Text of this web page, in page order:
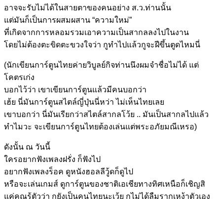
อาจจะรับไม่ได้ในสายตาของคนอย่าง ส.ว.ท่านนั้น
แต่มันก็เป็นการผสมผสาน “ความใหม่”
ที่เกิดจากการหลอมรวมเอาความเป็นสากลลงไปในงาน
โดยไม่ต้องตะขิดตะขวงใจว่า กูทำไปแล้วกูจะฝีขึ้นตูดไหมนี่
(นักเขียนการ์ตูนไทยค่ายวิบูลย์กิจท่านนึงผมจำชื่อไม่ได้ แต่
โคตรเก่ง
บอกไว้ว่า เขาเขียนการ์ตูนแล้วมีคนบอกว่า
เฮ้ย นี่มันการ์ตูนสไตล์ญี่ปุ่นนี่หว่า ไม่เห็นไทยเลย
เขาบอกว่า นี่มันเรียกว่าสไตล์สากลโว้ย .. มันเป็นสากลไปแล้ว
ทำไมวะ จะเขียนการ์ตูนไทยต้องเล่นแต่พระอภัยมณีเหรอ)
ดังนั้น ณ วันนี้
ใครอยากฟังเพลงฝรั่ง ก็ฟังไป
อยากฟังเพลงร็อค ดูหนังฮอลลีวู้ดก็ดูไป
หรือจะเล่นเกมส์ ดูการ์ตูนของชาติเอเชียทางทิศเหนือก็เชิญสิ
แค่คุณรู้ตัวว่า กูยังเป็นคนไทยนะเว้ย กูไม่ได้ลืมรากเหง้าตัวเอง